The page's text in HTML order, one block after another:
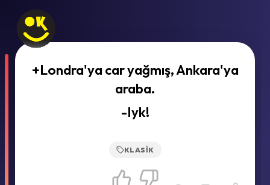
+Londra'ya car yağmış, Ankara'ya
araba.
-Iyk!
KLASIK